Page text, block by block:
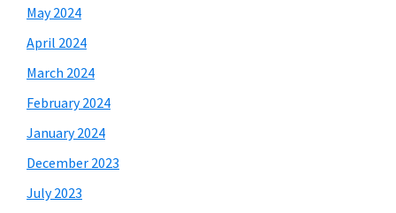
May 2024
April 2024
March 2024
February 2024
January 2024
December 2023
July 2023